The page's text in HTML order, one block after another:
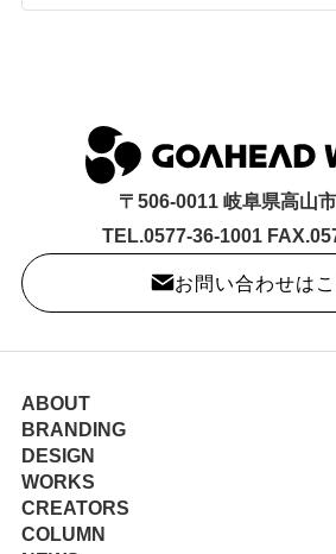
〒506-0011 岐阜県高山
TEL.0577-36-1001
お問い合わせは
ABOUT
BRANDING
DESIGN
WORKS
CREATORS
COLUMN